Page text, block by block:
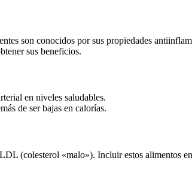
son conocidos por sus propiedades
sus beneficios.
en niveles saludables.
de ser bajas en calorías.
(colesterol «malo»). Incluir estos alimentos